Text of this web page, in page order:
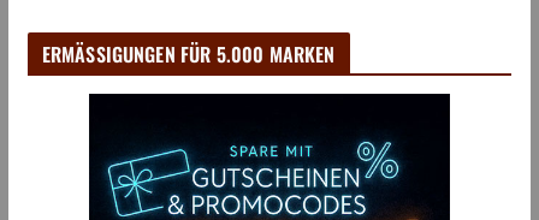
ERMÄSSIGUNGEN FÜR 5.000 MARKEN